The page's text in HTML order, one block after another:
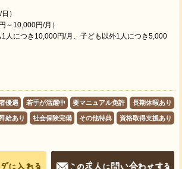
）
10,000円/月）
人につき10,000円/月、子ども以外1人につき5,000
優遇 若手が活躍中 要マニュアル免許 長期休暇あり
給あり 社会保険完備 その他特典 資格取得支援あり